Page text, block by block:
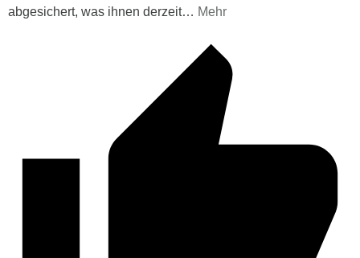
abgesichert, was ihnen derzeit… Mehr